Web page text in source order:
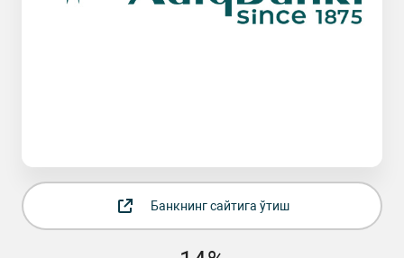
Банкнинг сайтига ўтиш